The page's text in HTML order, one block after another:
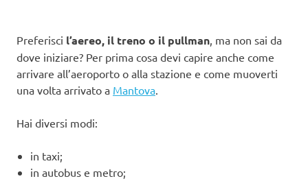
Preferisci l’aereo, il treno o il pullman, ma non sai da
dove iniziare? Per prima cosa devi capire anche come
arrivare all’aeroporto o alla stazione e come muoverti
una volta arrivato a Mantova.
Hai diversi modi:
in taxi;
in autobus e metro;